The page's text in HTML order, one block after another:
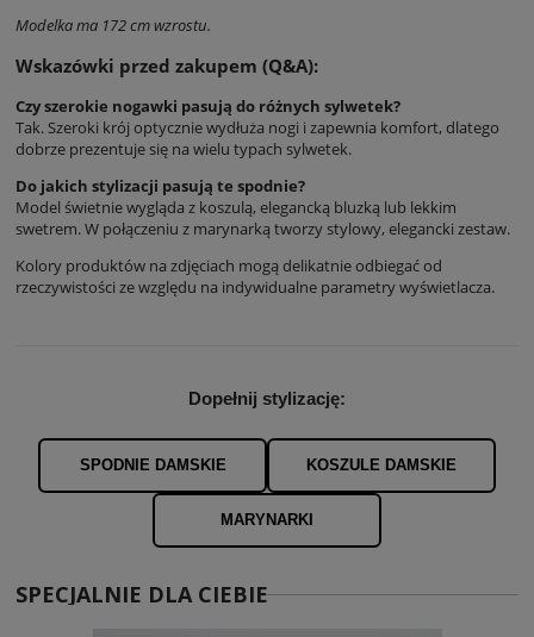
Modelka ma 172 cm wzrostu.
Wskazówki przed zakupem (Q&A):
Czy szerokie nogawki pasują do różnych sylwetek?
Tak. Szeroki krój optycznie wydłuża nogi i zapewnia komfort, dlatego
dobrze prezentuje się na wielu typach sylwetek.
Do jakich stylizacji pasują te spodnie?
Model świetnie wygląda z koszulą, elegancką bluzką lub lekkim
swetrem. W połączeniu z marynarką tworzy stylowy, elegancki zestaw.
Kolory produktów na zdjęciach mogą delikatnie odbiegać od
rzeczywistości ze względu na indywidualne parametry wyświetlacza.
Dopełnij stylizację:
SPODNIE DAMSKIE KOSZULE DAMSKIE
MARYNARKI